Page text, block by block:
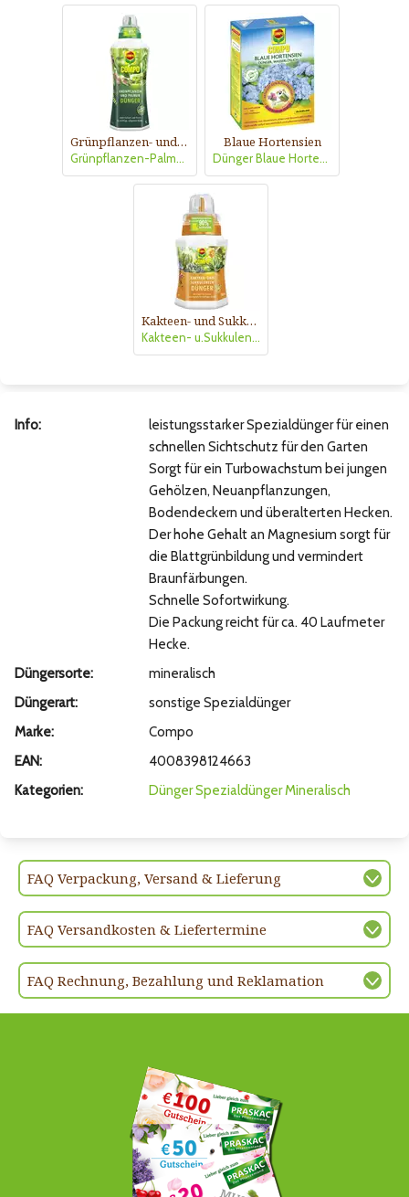
Grünpflanzen- und Palmendünger
Grünpflanzen-Palmendünger
Blaue Hortensien
Dünger Blaue Hortensien
Kakteen- und Sukkulentendünger
Kakteen- u.Sukkulentendünger
Info:
leistungsstarker Spezialdünger für einen
schnellen Sichtschutz für den Garten
Sorgt für ein Turbowachstum bei jungen
Gehölzen, Neuanpflanzungen,
Bodendeckern und überalterten Hecken.
Der hohe Gehalt an Magnesium sorgt für
die Blattgrünbildung und vermindert
Braunfärbungen.
Schnelle Sofortwirkung.
Die Packung reicht für ca. 40 Laufmeter
Hecke.
Düngersorte:
mineralisch
Düngerart:
sonstige Spezialdünger
Marke:
Compo
EAN:
4008398124663
Kategorien:
DüngerSpezialdüngerMineralisch
FAQ Verpackung, Versand & Lieferung
FAQ Versandkosten & Liefertermine
FAQ Rechnung, Bezahlung und Reklamation